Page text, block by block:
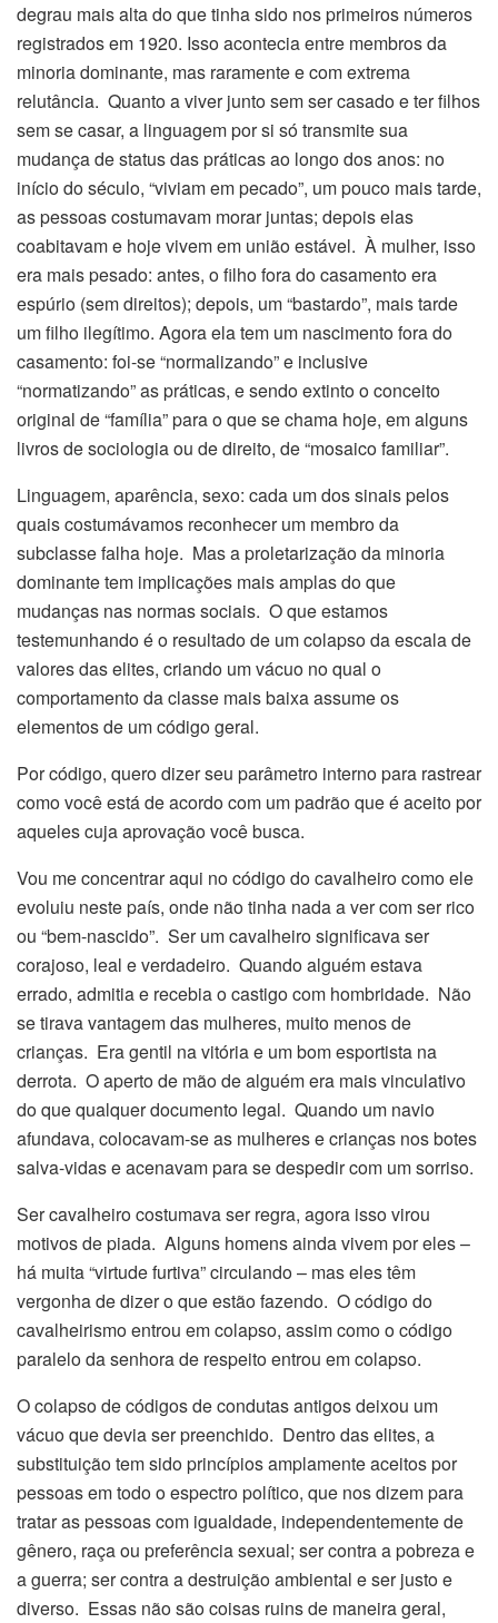
degrau mais alta do que tinha sido nos primeiros números
registrados em 1920. Isso acontecia entre membros da
minoria dominante, mas raramente e com extrema
relutância. Quanto a viver junto sem ser casado e ter filhos
sem se casar, a linguagem por si só transmite sua
mudança de status das práticas ao longo dos anos: no
início do século, “viviam em pecado”, um pouco mais tarde,
as pessoas costumavam morar juntas; depois elas
coabitavam e hoje vivem em união estável. À mulher, isso
era mais pesado: antes, o filho fora do casamento era
espúrio (sem direitos); depois, um “bastardo”, mais tarde
um filho ilegítimo. Agora ela tem um nascimento fora do
casamento: foi-se “normalizando” e inclusive
“normatizando” as práticas, e sendo extinto o conceito
original de “família” para o que se chama hoje, em alguns
livros de sociologia ou de direito, de “mosaico familiar”.
Linguagem, aparência, sexo: cada um dos sinais pelos
quais costumávamos reconhecer um membro da
subclasse falha hoje. Mas a proletarização da minoria
dominante tem implicações mais amplas do que
mudanças nas normas sociais. O que estamos
testemunhando é o resultado de um colapso da escala de
valores das elites, criando um vácuo no qual o
comportamento da classe mais baixa assume os
elementos de um código geral.
Por código, quero dizer seu parâmetro interno para rastrear
como você está de acordo com um padrão que é aceito por
aqueles cuja aprovação você busca.
Vou me concentrar aqui no código do cavalheiro como ele
evoluiu neste país, onde não tinha nada a ver com ser rico
ou “bem-nascido”. Ser um cavalheiro significava ser
corajoso, leal e verdadeiro. Quando alguém estava
errado, admitia e recebia o castigo com hombridade. Não
se tirava vantagem das mulheres, muito menos de
crianças. Era gentil na vitória e um bom esportista na
derrota. O aperto de mão de alguém era mais vinculativo
do que qualquer documento legal. Quando um navio
afundava, colocavam-se as mulheres e crianças nos botes
salva-vidas e acenavam para se despedir com um sorriso.
Ser cavalheiro costumava ser regra, agora isso virou
motivos de piada. Alguns homens ainda vivem por eles –
há muita “virtude furtiva” circulando – mas eles têm
vergonha de dizer o que estão fazendo. O código do
cavalheirismo entrou em colapso, assim como o código
paralelo da senhora de respeito entrou em colapso.
O colapso de códigos de condutas antigos deixou um
vácuo que devia ser preenchido. Dentro das elites, a
substituição tem sido princípios amplamente aceitos por
pessoas em todo o espectro político, que nos dizem para
tratar as pessoas com igualdade, independentemente de
gênero, raça ou preferência sexual; ser contra a pobreza e
a guerra; ser contra a destruição ambiental e ser justo e
diverso. Essas não são coisas ruins de maneira geral,